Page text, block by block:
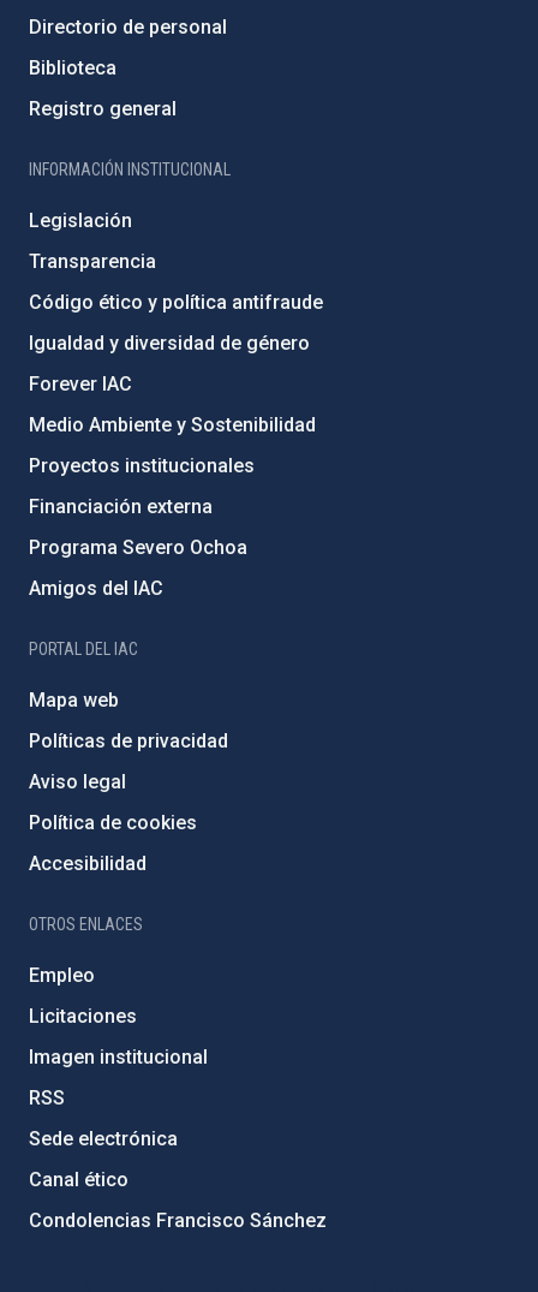
Directorio de personal
Biblioteca
Registro general
INFORMACIÓN INSTITUCIONAL
Legislación
Transparencia
Código ético y política antifraude
Igualdad y diversidad de género
Forever IAC
Medio Ambiente y Sostenibilidad
Proyectos institucionales
Financiación externa
Programa Severo Ochoa
Amigos del IAC
PORTAL DEL IAC
Mapa web
Políticas de privacidad
Aviso legal
Política de cookies
Accesibilidad
OTROS ENLACES
Empleo
Licitaciones
Imagen institucional
RSS
Sede electrónica
Canal ético
Condolencias Francisco Sánchez